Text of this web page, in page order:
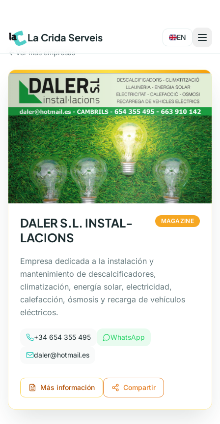
La Crida Serveis
EN
Ver más empresas
DALER S.L. INSTAL-
LACIONS
MAGAZINE
Empresa dedicada a la instalación y
mantenimiento de descalcificadores,
climatización, energía solar, electricidad,
calefacción, ósmosis y recarga de vehículos
eléctricos.
+34 654 355 495 WhatsApp
daler@hotmail.es
Más información Compartir